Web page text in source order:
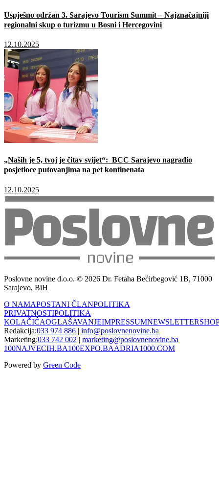
Uspješno održan 3. Sarajevo Tourism Summit – Najznačajniji
regionalni skup o turizmu u Bosni i Hercegovini
12.10.2025
„Naših je 5, tvoj je čitav svijet“: BCC Sarajevo nagradio
posjetioce putovanjima na pet kontinenata
12.10.2025
Poslovne novine d.o.o. © 2026 Dr. Fetaha Bećirbegović 1B, 71000
Sarajevo, BiH
O NAMAPOSTANI ČLANPOLITIKA
PRIVATNOSTIPOLITIKA
KOLAČIĆAOGLAŠAVANJEIMPRESSUMNEWSLETTER
Redakcija:033 974 886 | info@poslovnenovine.ba
Marketing:033 742 002 | marketing@poslovnenovine.ba
100NAJVECIH.BA100EXPO.BAADRIA1000.COM
Powered by Green Code